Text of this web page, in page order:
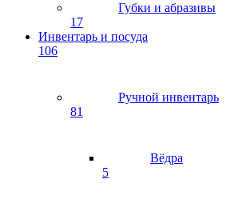
Губки и абразивы
17
Инвентарь и посуда
106
Ручной инвентарь
81
Вёдра
5